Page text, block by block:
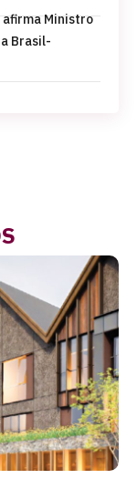
afirma Ministro
Brasil-